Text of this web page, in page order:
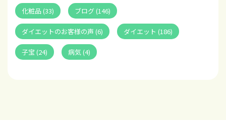
化粧品 (33) ブログ (146)
ダイエットのお客様の声 (6) ダイエット (186)
子宝 (24) 病気 (4)